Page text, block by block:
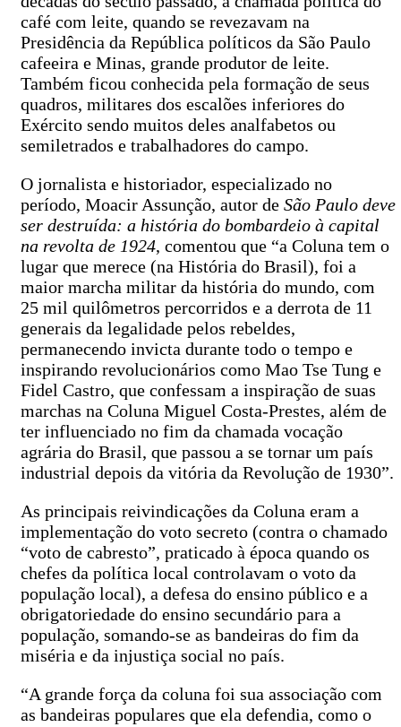
café com leite, quando se revezavam na
Presidência da República políticos da São Paulo
cafeeira e Minas, grande produtor de leite.
Também ficou conhecida pela formação de seus
quadros, militares dos escalões inferiores do
Exército sendo muitos deles analfabetos ou
semiletrados e trabalhadores do campo.
O jornalista e historiador, especializado no
período, Moacir Assunção, autor de São Paulo deve
ser destruída: a história do bombardeio à capital
na revolta de 1924, comentou que “a Coluna tem o
lugar que merece (na História do Brasil), foi a
maior marcha militar da história do mundo, com
25 mil quilômetros percorridos e a derrota de 11
generais da legalidade pelos rebeldes,
permanecendo invicta durante todo o tempo e
inspirando revolucionários como Mao Tse Tung e
Fidel Castro, que confessam a inspiração de suas
marchas na Coluna Miguel Costa-Prestes, além de
ter influenciado no fim da chamada vocação
agrária do Brasil, que passou a se tornar um país
industrial depois da vitória da Revolução de 1930”.
As principais reivindicações da Coluna eram a
implementação do voto secreto (contra o chamado
“voto de cabresto”, praticado à época quando os
chefes da política local controlavam o voto da
população local), a defesa do ensino público e a
obrigatoriedade do ensino secundário para a
população, somando-se as bandeiras do fim da
miséria e da injustiça social no país.
“A grande força da coluna foi sua associação com
as bandeiras populares que ela defendia, como o